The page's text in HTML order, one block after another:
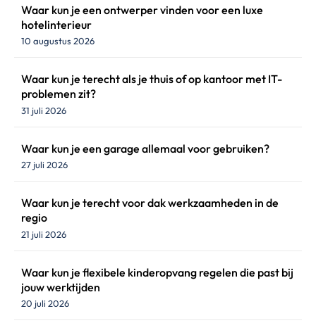
Waar kun je een ontwerper vinden voor een luxe
hotelinterieur
10 augustus 2026
Waar kun je terecht als je thuis of op kantoor met IT-
problemen zit?
31 juli 2026
Waar kun je een garage allemaal voor gebruiken?
27 juli 2026
Waar kun je terecht voor dak werkzaamheden in de
regio
21 juli 2026
Waar kun je flexibele kinderopvang regelen die past bij
jouw werktijden
20 juli 2026